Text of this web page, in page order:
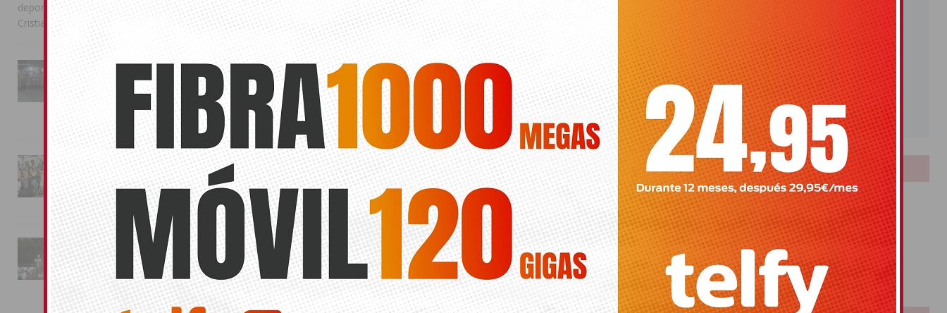
Buscan a Cosme Javaloyes Herrero tras su desaparición en Rafal
07/06/2026 Lorena Costa Arques
Solicitan colaboración ciudadana para localizar a un hombre mayor que conduce un Volkswagen
Passat verde oscuro
TORREVIEJA
deportivas y las celebraciones de Moros y
Cristianos
La Entrada Cristiana llena de
esplendor las calles de
Almoradí en una multitudinaria
jornada festera
02/08/2026
La magia de la Entrada Mora
conquista las calles de
Almoradí
01/08/2026
La fiesta se adueña de
Almoradí con la presentación
de los cargos festeros y la
toma del castillo
31/07/2026
LOTERIAS
Bonoloto
Primitiva
El Gordo
Euromillones
Loteria
Once